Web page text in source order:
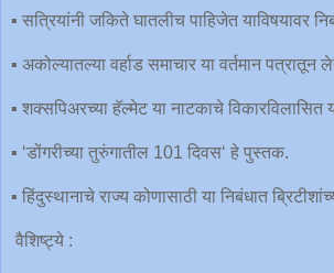
▪️ सत्रियांनी जकिते घातलीच पाहिजेत याविषयावर
▪️ अकोल्यातल्या वर्हाड समाचार या वर्तमान पत्रातून
▪️ शक्सपिअरच्या हॅल्मेट या नाटकाचे विकारविलासित
▪️ ‘डोंगरीच्या तुरुंगातील 101 दिवस‘ हे पुस्तक.
▪️ हिंदुस्थानाचे राज्य कोणासाठी या निबंधात
वैशिष्ट्ये :